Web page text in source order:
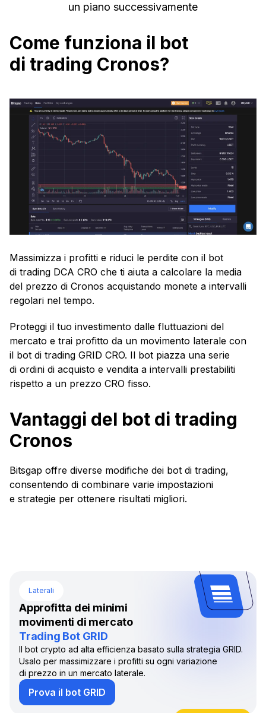
un piano successivamente
Come funziona il bot
di trading Cronos?
Massimizza i profitti e riduci le perdite con il bot
di trading DCA CRO che ti aiuta a calcolare la media
del prezzo di Cronos acquistando monete a intervalli
regolari nel tempo.
Proteggi il tuo investimento dalle fluttuazioni del
mercato e trai profitto da un movimento laterale con
il bot di trading GRID CRO. Il bot piazza una serie
di ordini di acquisto e vendita a intervalli prestabiliti
rispetto a un prezzo CRO fisso.
Vantaggi del bot di trading
Cronos
Bitsgap offre diverse modifiche dei bot di trading,
consentendo di combinare varie impostazioni
e strategie per ottenere risultati migliori.
Laterali
Approfitta dei minimi
movimenti di mercato
Trading Bot GRID
Il bot crypto ad alta efficienza basato sulla strategia GRID.
Usalo per massimizzare i profitti su ogni variazione
di prezzo in un mercato laterale.
Prova il bot GRID